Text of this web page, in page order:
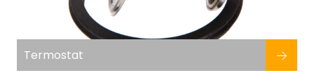
Termostat